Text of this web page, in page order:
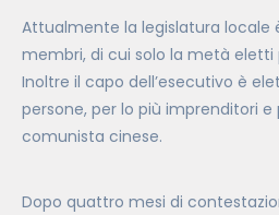
Attualmente la legislatura locale
membri, di cui solo la metà eletti
Inoltre il capo dell’esecutivo è
persone, per lo più imprenditori
comunista cinese.
Dopo quattro mesi di